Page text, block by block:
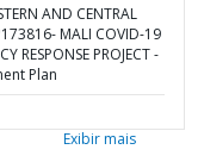
AND CENTRAL
MALI COVID-19
RESPONSE PROJECT -
Plan
Exibir mais